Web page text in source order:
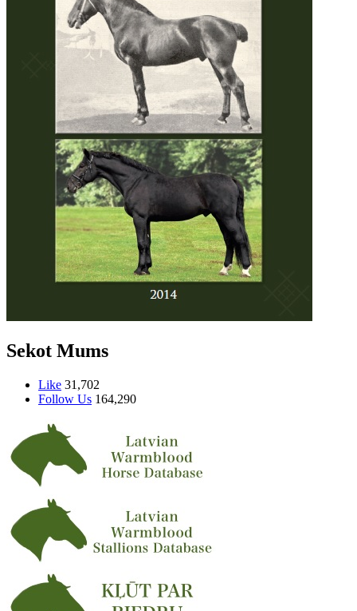
Sekot Mums
Like 31,702
Follow Us 164,290